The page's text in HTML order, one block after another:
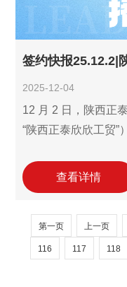
2025-12-04
12 月 2 日，陕西正
“陕西正泰欣欣工贸”
的综合性工贸企业，
备、电力电子元器件
务，此次引入专业
报价流程数字化升
查看详情
第一页 上一页
116 117 118